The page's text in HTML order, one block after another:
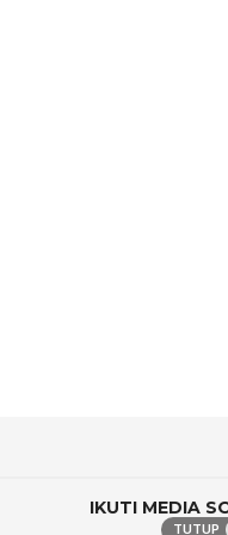
IKUTI MEDIA
TUTUP